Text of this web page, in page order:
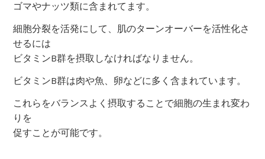
ゴマやナッツ類に含まれてます。
細胞分裂を活発にして、肌のターンオーバーを活性化さ
せるには
ビタミンB群を摂取しなければなりません。
ビタミンB群は肉や魚、卵などに多く含まれています。
これらをバランスよく摂取することで細胞の生まれ変わ
りを
促すことが可能です。